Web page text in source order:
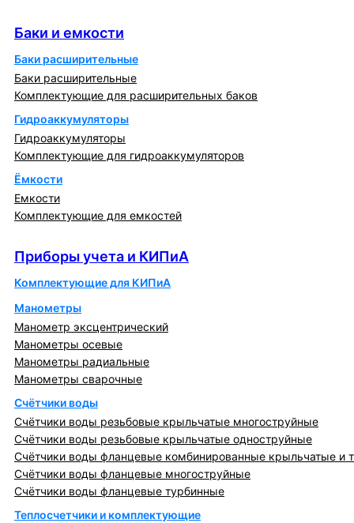
Баки и емкости
Баки расширительные
Баки расширительные
Комплектующие для расширительных баков
Гидроаккумуляторы
Гидроаккумуляторы
Комплектующие для гидроаккумуляторов
Ёмкости
Емкости
Комплектующие для емкостей
Приборы учета и КИПиА
Комплектующие для КИПиА
Манометры
Манометр эксцентрический
Манометры осевые
Манометры радиальные
Манометры сварочные
Счётчики воды
Счётчики воды резьбовые крыльчатые многоструйные
Счётчики воды резьбовые крыльчатые одноструйные
Счётчики воды фланцевые комбинированные крыльчатые и
Счётчики воды фланцевые многоструйные
Счётчики воды фланцевые турбинные
Теплосчетчики и комплектующие